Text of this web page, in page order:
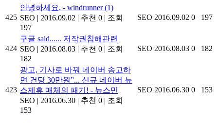
425
안녕하세요. - windrunner(1)
SEO | 2016.09.02 | 추천 0 | 조회
197
SEO 2016.09.02 0 197
424
구글 said...... 저작권침해관련
SEO | 2016.08.03 | 추천 0 | 조회
182
SEO 2016.08.03 0 182
423
광고, 기사로 바꿔 네이버 송고하
면 건당 30만원”... 신규 네이버 뉴
스제휴 매체의 패기! - 뉴스민
SEO | 2016.06.30 | 추천 0 | 조회
153
SEO 2016.06.30 0 153